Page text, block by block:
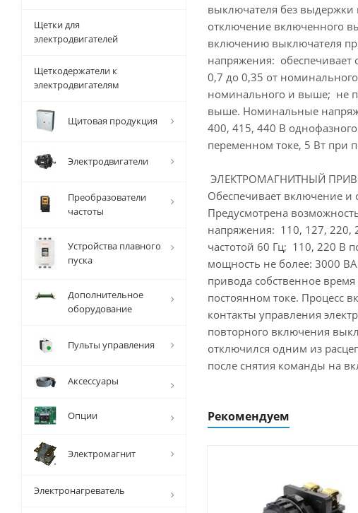
выключателя без
отключение включенного
включению выключателя
напряжения:
0,7 до 0,35 от
номинального и выше; не
выше. Номинальные
400, 415, 440 В
переменном токе, 5 Вт при
ЭЛЕКТРОМАГНИТНЫЙ
Обеспечивает включение и
Предусмотрена
напряжения: 110, 127, 220,
частотой 60 Гц; 110, 220 В
мощность не более: 3000
привода собственное
постоянном токе. Процесс
контакты управления
повторного включения
отключился одним из
после снятия команды на
Рекомендуем
Щетки для
электродвигателей
Щеткодержатели к
электродвигателям
Щитовая продукция
Электродвигатели
Преобразователи
частоты
Устройства плавного
пуска
Дополнительное
оборудование
Пульты управления
Аксессуары
Опции
Электромагнит
Электронагреватель